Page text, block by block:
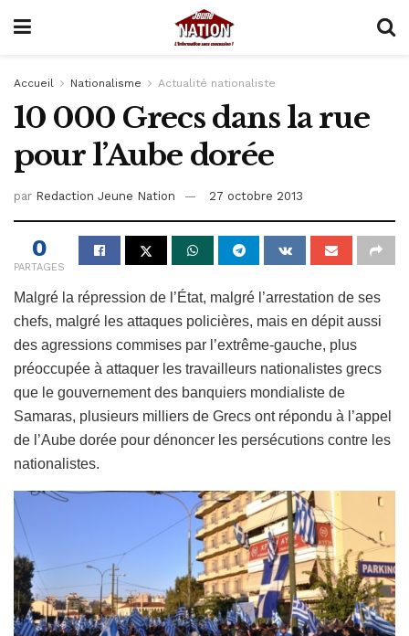
Accueil Nationalisme Actualité nationaliste
10 000 Grecs dans la rue
pour l’Aube dorée
par Redaction Jeune Nation 27 octobre 2013
0
PARTAGES
Malgré la répression de l’État, malgré l’arrestation de ses
chefs, malgré les attaques policières, mais en dépit aussi
des agressions commises par l’extrême-gauche, plus
préoccupée à attaquer les travailleurs nationalistes grecs
que le gouvernement des banquiers mondialiste de
Samaras, plusieurs milliers de Grecs ont répondu à l’appel
de l’Aube dorée pour dénoncer les persécutions contre les
nationalistes.